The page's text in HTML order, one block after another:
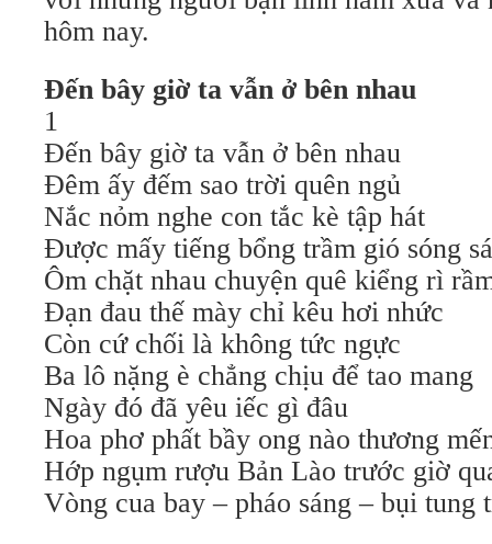
hôm nay.
Đến bây giờ ta vẫn ở bên nhau
1
Đến bây giờ ta vẫn ở bên nhau
Đêm ấy đếm sao trời quên ngủ
Nắc nỏm nghe con tắc kè tập hát
Được mấy tiếng bổng trầm gió sóng
Ôm chặt nhau chuyện quê kiểng rì
Đạn đau thế mày chỉ kêu hơi nhức
Còn cứ chối là không tức ngực
Ba lô nặng è chẳng chịu để tao mang
Ngày đó đã yêu iếc gì đâu
Hoa phơ phất bầy ong nào thương
Hớp ngụm rượu Bản Lào trước giờ
Vòng cua bay – pháo sáng – bụi tung